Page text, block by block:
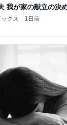
悲鳴
消した強すぎる匂い
クス 12時間前